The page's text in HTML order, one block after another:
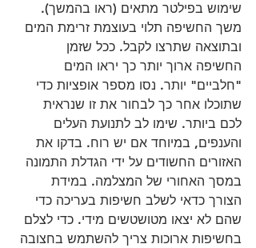
שימוש בפילטר מתאים (ראו בהמשך).
משך החשיפה תלוי בעוצמת זרימת המים
ובתוצאה שתרצו לקבל. ככל שזמן
החשיפה ארוך יותר כך יראו המים
"חלביים" יותר. נסו מספר אופציות כדי
שתוכלו אחר כך לבחור את זו שנראית
לכם ביותר. שימו לב לתנועת העלים
והענפים, במיוחד אם יש רוח. בדקו את
האזורים החשודים על ידי הגדלת התמונה
במסך האחורי של המצלמה. במידת
הצורך כדאי לשלב חשיפות בעריכה כדי
שהם לא יצאו מטושטשים מידי. כדי לצלם
בחשיפות ארוכות צריך להשתמש בחצובה